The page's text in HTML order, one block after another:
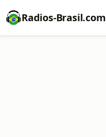
Radios-Brasil.com